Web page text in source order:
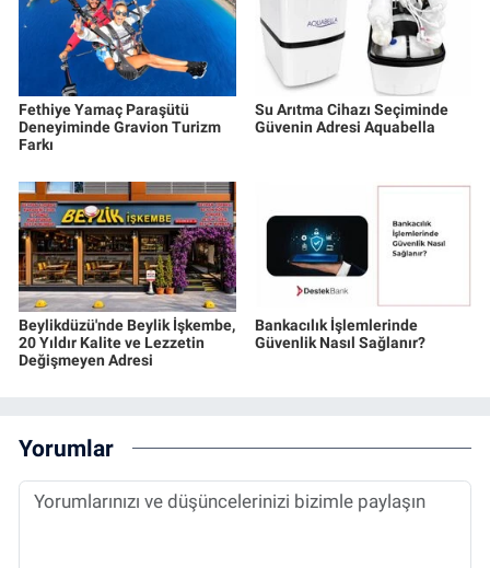
Fethiye Yamaç Paraşütü
Deneyiminde Gravion Turizm
Farkı
Su Arıtma Cihazı Seçiminde
Güvenin Adresi Aquabella
Beylikdüzü'nde Beylik İşkembe,
20 Yıldır Kalite ve Lezzetin
Değişmeyen Adresi
Bankacılık İşlemlerinde
Güvenlik Nasıl Sağlanır?
Yorumlar